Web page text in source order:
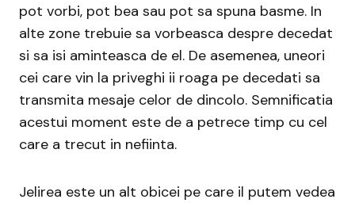
pot vorbi, pot bea sau pot sa spuna basme. In
alte zone trebuie sa vorbeasca despre decedat
si sa isi aminteasca de el. De asemenea, uneori
cei care vin la priveghi ii roaga pe decedati sa
transmita mesaje celor de dincolo. Semnificatia
acestui moment este de a petrece timp cu cel
care a trecut in nefiinta.
Jelirea este un alt obicei pe care il putem vedea